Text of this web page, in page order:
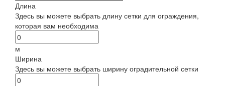
Длина
Здесь вы можете выбрать длину сетки для ограждения,
которая вам необходима
м
Ширина
Здесь вы можете выбрать ширину оградительной сетки